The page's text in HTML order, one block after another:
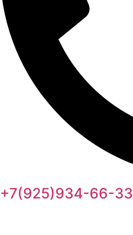
+7(925)934-66-33